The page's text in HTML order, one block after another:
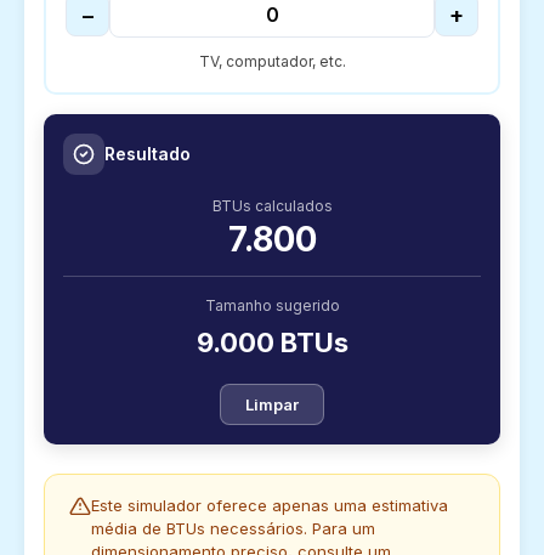
− +
TV, computador, etc.
Resultado
BTUs calculados
7.800
Tamanho sugerido
9.000 BTUs
Limpar
Este simulador oferece apenas uma estimativa
média de BTUs necessários. Para um